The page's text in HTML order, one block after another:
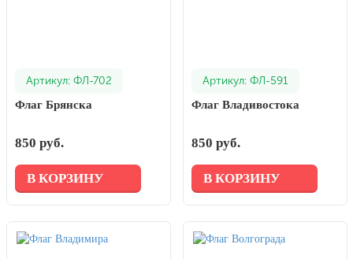
Артикул: ФЛ-702
Флаг Брянска
850 руб.
В КОРЗИНУ
Артикул: ФЛ-591
Флаг Владивостока
850 руб.
В КОРЗИНУ